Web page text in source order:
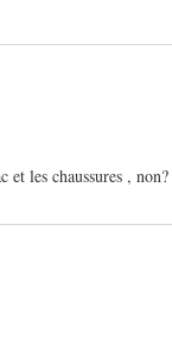
et les chaussures , non?